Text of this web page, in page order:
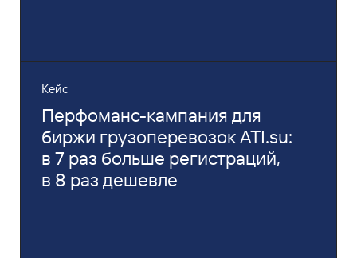
Кейс
Перфоманс-кампания для
биржи грузоперевозок ATI.su:
в 7 раз больше регистраций,
в 8 раз дешевле